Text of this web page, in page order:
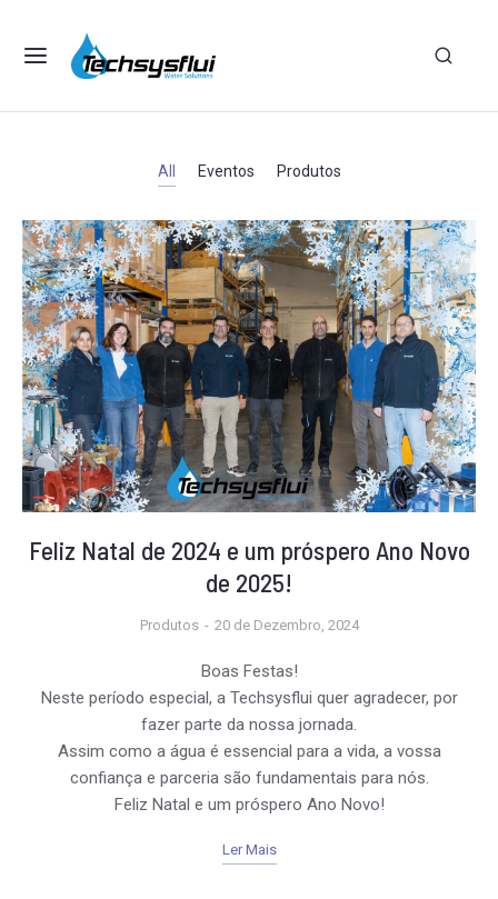
All Eventos Produtos
Feliz Natal de 2024 e um próspero Ano Novo
de 2025!
Produtos 20 de Dezembro, 2024
Boas Festas!
Neste período especial, a Techsysflui quer agradecer, por
fazer parte da nossa jornada.
Assim como a água é essencial para a vida, a vossa
confiança e parceria são fundamentais para nós.
Feliz Natal e um próspero Ano Novo!
Ler Mais
Necessário
Esses cookies
não são
opcionais. Eles
são
necessários
para o